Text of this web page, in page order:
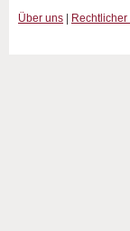
Über uns